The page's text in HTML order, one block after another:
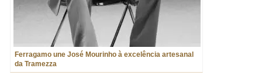
Ferragamo une José Mourinho à excelência artesanal
da Tramezza